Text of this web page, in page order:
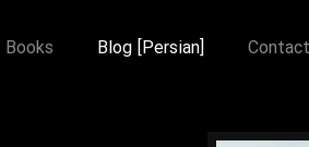
Blog [Persian]
Books